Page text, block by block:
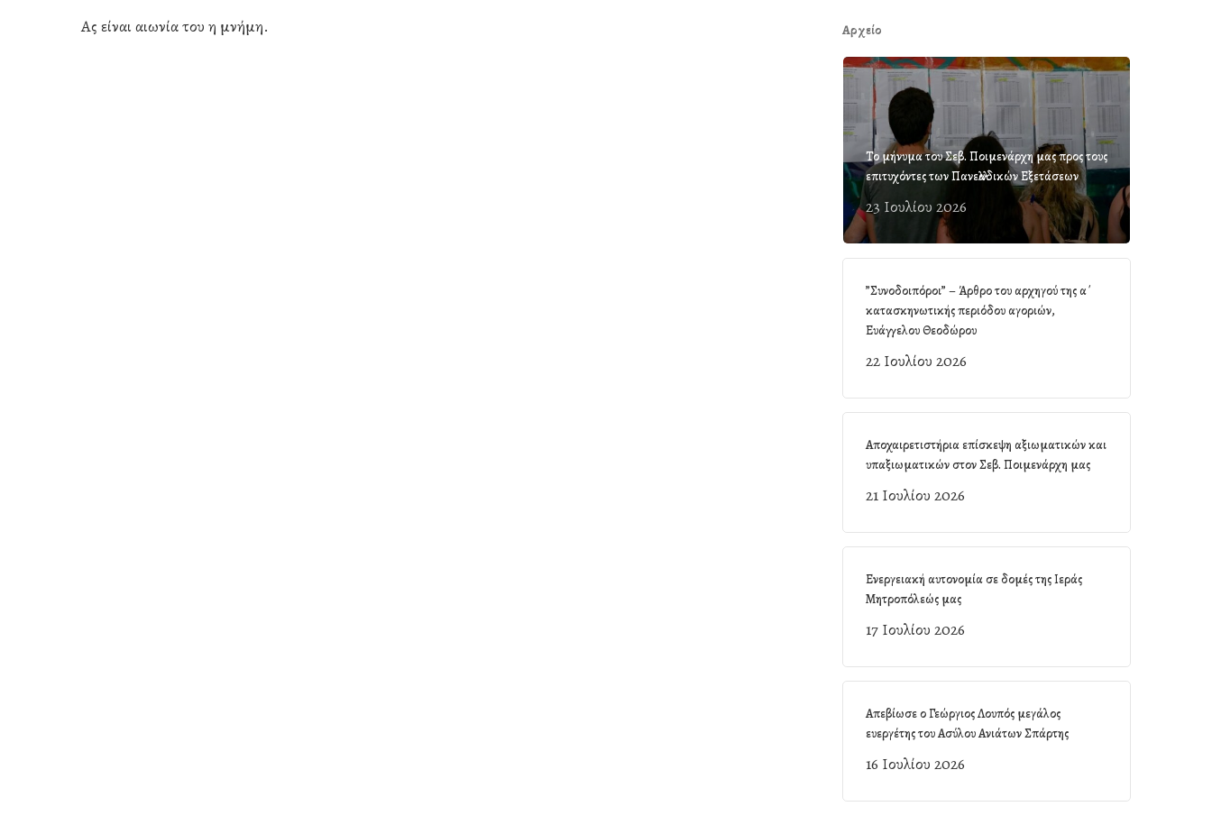
Ας είναι αιωνία του η μνήμη. Αρχείο
Το μήνυμα του Σεβ. Ποιμενάρχη μας προς τους
επιτυχόντες των Πανελλαδικών Εξετάσεων
23 Ιουλίου 2026
”Συνοδοιπόροι” – Άρθρο του αρχηγού της α΄
κατασκηνωτικής περιόδου αγοριών,
Ευάγγελου Θεοδώρου
22 Ιουλίου 2026
Αποχαιρετιστήρια επίσκεψη αξιωματικών και
υπαξιωματικών στον Σεβ. Ποιμενάρχη μας
21 Ιουλίου 2026
Ενεργειακή αυτονομία σε δομές της Ιεράς
Μητροπόλεώς μας
17 Ιουλίου 2026
Απεβίωσε ο Γεώργιος Λουπός μεγάλος
ευεργέτης του Ασύλου Ανιάτων Σπάρτης
16 Ιουλίου 2026